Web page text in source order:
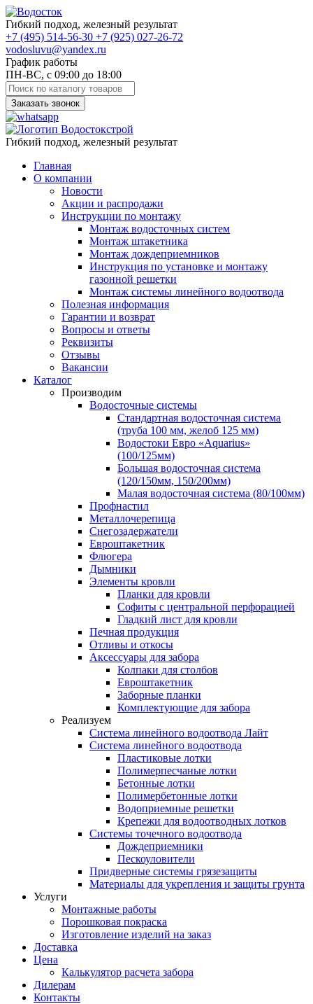
Гибкий подход, железный результат
+7 (495) 514-56-30 +7 (925) 027-26-72
vodosluvu@yandex.ru
График работы
ПН-ВС, с 09:00 до 18:00
Заказать звонок
Гибкий подход, железный результат
Главная
О компании
Новости
Акции и распродажи
Инструкции по монтажу
Монтаж водосточных систем
Монтаж штакетника
Монтаж дождеприемников
Инструкция по установке и монтажу
газонной решетки
Монтаж системы линейного водоотвода
Полезная информация
Гарантии и возврат
Вопросы и ответы
Реквизиты
Отзывы
Вакансии
Каталог
Производим
Водосточные системы
Стандартная водосточная система
(труба 100 мм, желоб 125 мм)
Водостоки Евро «Aquarius»
(100/125мм)
Большая водосточная система
(120/150мм, 150/200мм)
Малая водосточная система (80/100мм)
Профнастил
Металлочерепица
Снегозадержатели
Евроштакетник
Флюгера
Дымники
Элементы кровли
Планки для кровли
Софиты с центральной перфорацией
Гладкий лист для кровли
Печная продукция
Отливы и откосы
Аксессуары для забора
Колпаки для столбов
Евроштакетник
Заборные планки
Комплектующие для забора
Реализуем
Система линейного водоотвода Лайт
Система линейного водоотвода
Пластиковые лотки
Полимерпесчаные лотки
Бетонные лотки
Полимербетонные лотки
Водоприемные решетки
Крепежи для водоотводных лотков
Системы точечного водоотвода
Дождеприемники
Пескоуловители
Придверные системы грязезащиты
Материалы для укрепления и защиты грунта
Услуги
Монтажные работы
Порошковая покраска
Изготовление изделий на заказ
Доставка
Цена
Калькулятор расчета забора
Дилерам
Контакты